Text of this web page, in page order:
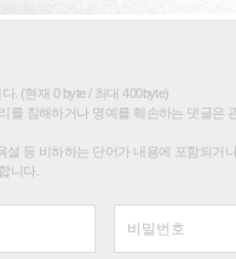
. (현재 0 byte / 최대 400byte)
를 침해하거나 명예를 훼손하는 댓글은
설 등 비하하는 단어가 내용에 포함되거
니다.